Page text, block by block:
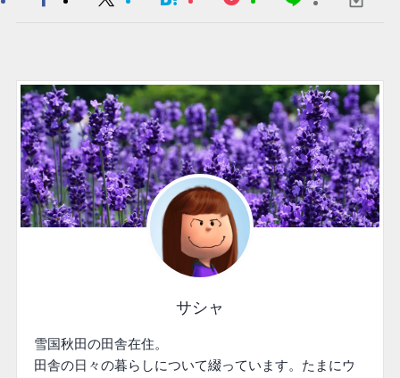
サシャ
雪国秋田の田舎在住。
田舎の日々の暮らしについて綴っています。たまにウ